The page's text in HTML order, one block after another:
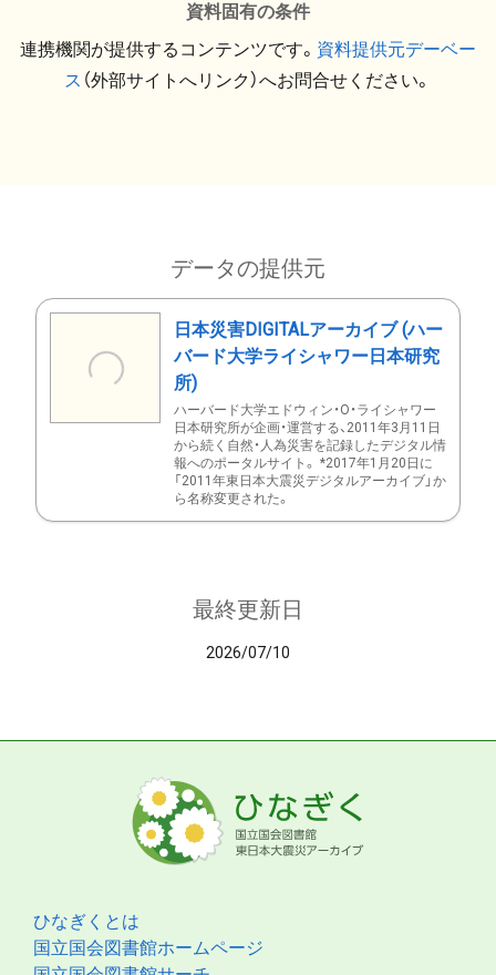
資料固有の条件
連携機関が提供するコンテンツです。 資料提供元デーベー
ス （外部サイトへリンク）へお問合せください。
データの提供元
日本災害DIGITALアーカイブ (ハー
バード大学ライシャワー日本研究
所)
ハーバード大学エドウィン・O・ライシャワー
日本研究所が企画・運営する、2011年3月11日
から続く自然・人為災害を記録したデジタル情
報へのポータルサイト。 *2017年1月20日に
「2011年東日本大震災デジタルアーカイブ」か
ら名称変更された。
最終更新日
2026/07/10
ひなぎくとは
国立国会図書館ホームページ